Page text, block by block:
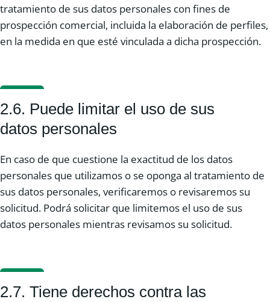
tratamiento de sus datos personales con fines de
prospección comercial, incluida la elaboración de perfiles,
en la medida en que esté vinculada a dicha prospección.
2.6. Puede limitar el uso de sus
datos personales
En caso de que cuestione la exactitud de los datos
personales que utilizamos o se oponga al tratamiento de
sus datos personales, verificaremos o revisaremos su
solicitud. Podrá solicitar que limitemos el uso de sus
datos personales mientras revisamos su solicitud.
2.7. Tiene derechos contra las